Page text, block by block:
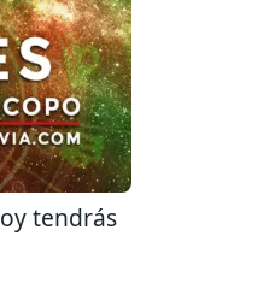
tendrás